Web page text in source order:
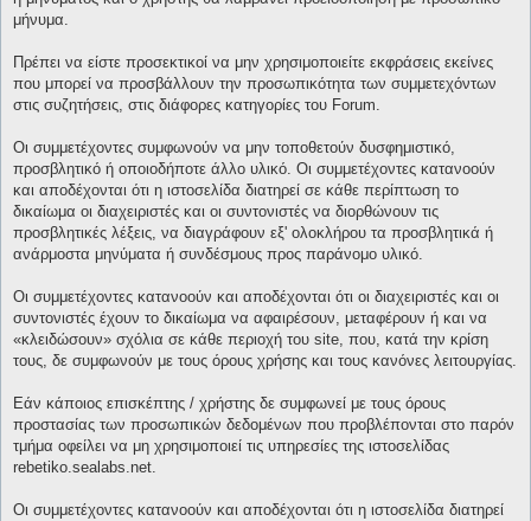
μήνυμα.
Πρέπει να είστε προσεκτικοί να μην χρησιμοποιείτε εκφράσεις εκείνες
που μπορεί να προσβάλλουν την προσωπικότητα των συμμετεχόντων
στις συζητήσεις, στις διάφορες κατηγορίες του Forum.
Οι συμμετέχοντες συμφωνούν να μην τοποθετούν δυσφημιστικό,
προσβλητικό ή οποιοδήποτε άλλο υλικό. Οι συμμετέχοντες κατανοούν
και αποδέχονται ότι η ιστοσελίδα διατηρεί σε κάθε περίπτωση το
δικαίωμα οι διαχειριστές και οι συντονιστές να διορθώνουν τις
προσβλητικές λέξεις, να διαγράφουν εξ' ολοκλήρου τα προσβλητικά ή
ανάρμοστα μηνύματα ή συνδέσμους προς παράνομο υλικό.
Οι συμμετέχοντες κατανοούν και αποδέχονται ότι οι διαχειριστές και οι
συντονιστές έχουν το δικαίωμα να αφαιρέσουν, μεταφέρουν ή και να
«κλειδώσουν» σχόλια σε κάθε περιοχή του site, που, κατά την κρίση
τους, δε συμφωνούν με τους όρους χρήσης και τους κανόνες λειτουργίας.
Εάν κάποιος επισκέπτης / χρήστης δε συμφωνεί με τους όρους
προστασίας των προσωπικών δεδομένων που προβλέπονται στο παρόν
τμήμα οφείλει να μη χρησιμοποιεί τις υπηρεσίες της ιστοσελίδας
rebetiko.sealabs.net.
Οι συμμετέχοντες κατανοούν και αποδέχονται ότι η ιστοσελίδα διατηρεί